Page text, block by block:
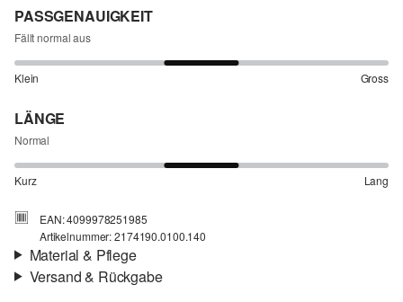
PASSGENAUIGKEIT
Fällt normal aus
Klein Gross
LÄNGE
Normal
Kurz Lang
EAN: 4099978251985
Artikelnummer: 2174190.0100.140
Material & Pflege
Versand & Rückgabe